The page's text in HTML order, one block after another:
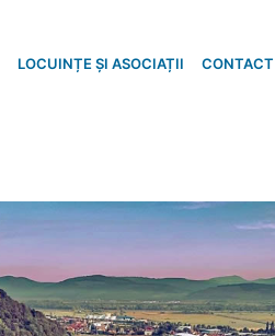
LOCUINȚE ȘI ASOCIAȚII CONTACT